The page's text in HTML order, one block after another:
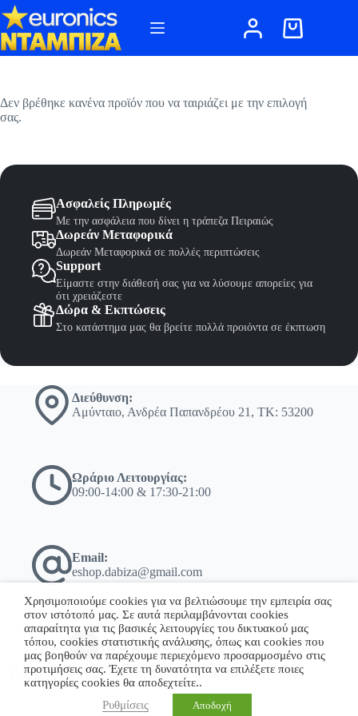
Μετάβαση
στο
περιεχόμενο
Καλάθι
Δεν βρέθηκε κανένα προϊόν που να ταιριάζει με την επιλογή
σας.
Ασφαλείς Πληρωμές
Με την ασφάλεια που δίνει η τράπεζα Πειραιώς
Δωρεάν Μεταφορικά
Δωρεάν Μεταφορικά σε πολλές περιπτώσεις
Support
Είμαστε στην διάθεσή σας για να λύσουμε απορείες για
ότι χρειάζεστε
Δώρα & Εκπτώσεις
Στο κατάστημα μας θα βρείτε πολλά προιόντα σε έκπτωση
Διεύθυνση:
Αμύνταιο, Ανδρέα Παπανδρέου 21, ΤΚ: 53200
Ωράριο Λειτουργίας:
09:00-14:00 & 17:30-21:00
Email:
eshop.dabiza@gmail.com
+30 23860 23775
Copyright © 2026 - WordPress Theme by Σκόδρας Ηλίας
Χρησιμοποιούμε cookies για να βελτιώσουμε την εμπειρία σας
στον ιστότοπό μας. Σε αυτά περιλαμβάνονται cookies
απαραίτητα για τις βασικές λειτουργίες του δικτυακού μας
τόπου, cookies στατιστικής ανάλυσης, όπως και cookies που
μας βοηθούν να παρέχουμε περιεχόμενο προσαρμοσμένο στις
προτιμήσεις σας. Έχετε τη δυνατότητα να επιλέξετε ποιες
κατηγορίες cookies θα αποδεχτείτε..
Ρυθμίσεις
Αποδοχή